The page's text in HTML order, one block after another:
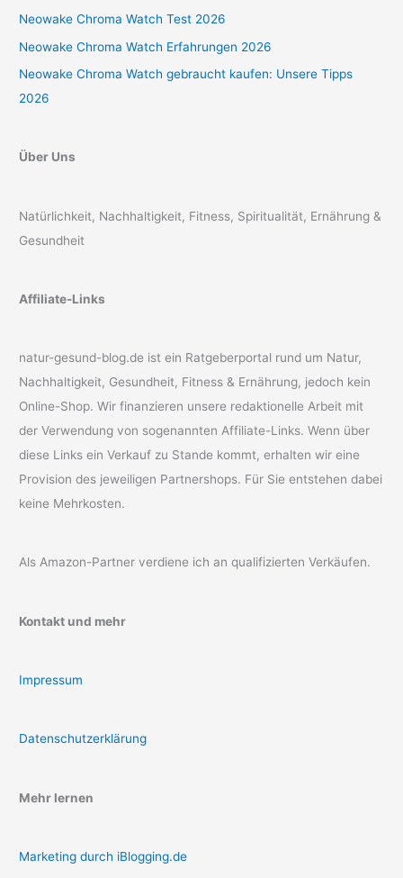
Neowake Chroma Watch Test 2026
Neowake Chroma Watch Erfahrungen 2026
Neowake Chroma Watch gebraucht kaufen: Unsere Tipps
2026
Über Uns
Natürlichkeit, Nachhaltigkeit, Fitness, Spiritualität, Ernährung &
Gesundheit
Affiliate-Links
natur-gesund-blog.de ist ein Ratgeberportal rund um Natur,
Nachhaltigkeit, Gesundheit, Fitness & Ernährung, jedoch kein
Online-Shop. Wir finanzieren unsere redaktionelle Arbeit mit
der Verwendung von sogenannten Affiliate-Links. Wenn über
diese Links ein Verkauf zu Stande kommt, erhalten wir eine
Provision des jeweiligen Partnershops. Für Sie entstehen dabei
keine Mehrkosten.
Als Amazon-Partner verdiene ich an qualifizierten Verkäufen.
Kontakt und mehr
Impressum
Datenschutzerklärung
Mehr lernen
Marketing durch iBlogging.de